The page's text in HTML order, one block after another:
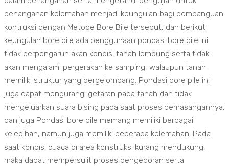
penanganan kelemahan menjadi keungulan bagi pembanguan
kontruksi dengan Metode Bore Bile tersebut, dan berikut
keungulan bore pile ada penggunaan pondasi bore pile ini
tidak berpengaruh akan kondisi tanah lempung serta tidak
akan mengalami pergerakan ke samping, walaupun tanah
memiliki struktur yang bergelombang. Pondasi bore pile ini
juga dapat mengurangi getaran pada tanah dan tidak
mengeluarkan suara bising pada saat proses pemasangannya,
dan juga Pondasi bore pile memang memiliki berbagai
kelebihan, namun juga memiliki beberapa kelemahan. Pada
saat kondisi cuaca di area konstruksi kurang mendukung,
maka dapat mempersulit proses pengeboran serta